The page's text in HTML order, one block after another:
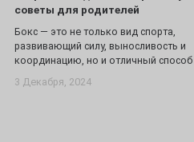
советы для родителей
Бокс — это не только вид спорта,
развивающий силу, выносливость и
координацию, но и отличный способ ..
3 Декабря, 2024